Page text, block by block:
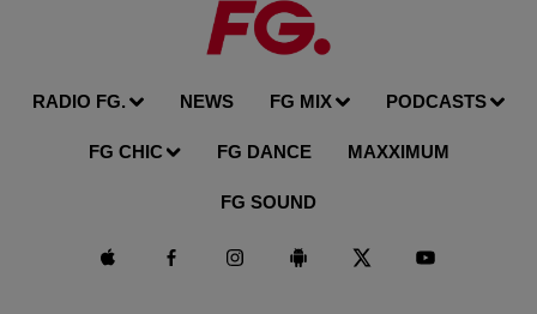
RADIO FG. NEWS FG MIX PODCASTS
FG CHIC FG DANCE MAXXIMUM
FG SOUND